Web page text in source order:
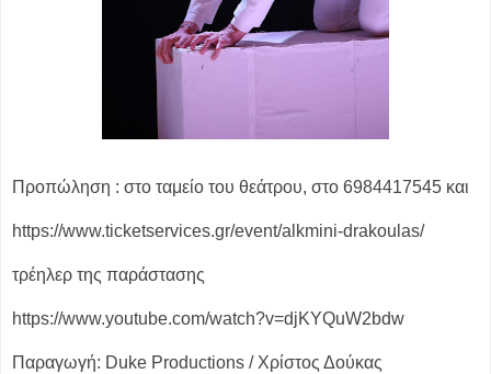
Προπώληση : στο ταμείο του θεάτρου, στο 6984417545 και
https://www.ticketservices.gr/event/alkmini-drakoulas/
τρέηλερ της παράστασης
https://www.youtube.com/watch?v=djKYQuW2bdw
Παραγωγή: Duke Productions / Χρίστος Δούκας